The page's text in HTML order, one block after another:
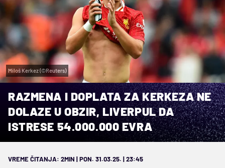
Miloš Kerkez (©Reuters)
RAZMENA I DOPLATA ZA KERKEZA NE
DOLAZE U OBZIR, LIVERPUL DA
ISTRESE 54.000.000 EVRA
VREME ČITANJA: 2MIN | PON. 31.03.25. | 23:45